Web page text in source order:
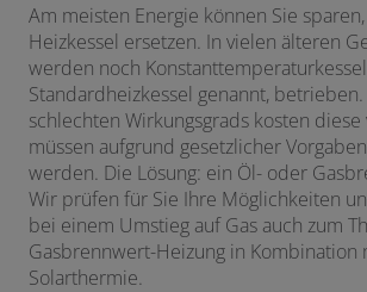
Am meisten Energie können Sie
Heizkessel ersetzen. In vielen älteren
werden noch
Standardheizkessel genannt,
schlechten Wirkungsgrads kosten
müssen aufgrund gesetzlicher
werden. Die Lösung: ein Öl- oder
Wir prüfen für Sie Ihre Möglichkeiten
bei einem Umstieg auf Gas auch zum
Gasbrennwert-Heizung in Kombination
Solarthermie.